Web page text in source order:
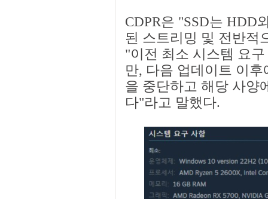
CDPR은 "SSD는 HDD
된 스트리밍 및 전반적
"이전 최소 시스템 요
만, 다음 업데이트 이
을 중단하고 해당 사양
다"라고 말했다.